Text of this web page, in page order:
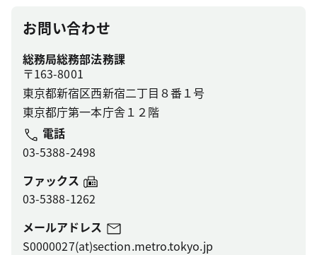
お問い合わせ
総務局総務部法務課
〒163-8001
東京都新宿区西新宿二丁目８番１号
東京都庁第一本庁舎１２階
電話
03-5388-2498
ファックス
03-5388-1262
メールアドレス
S0000027(at)section.metro.tokyo.jp